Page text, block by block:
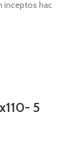
inceptos hac
5